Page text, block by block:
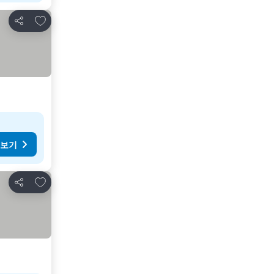
공유
즐겨찾기에 추가
기
공유
즐겨찾기에 추가